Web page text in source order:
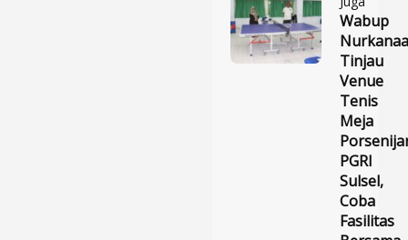
Wabup
Tinjau
Venue
Tenis
Meja
PGRI
Sulsel,
Coba
Fasilitas